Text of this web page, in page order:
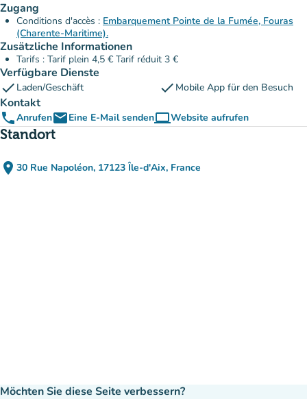
Zugang
Conditions d'accès : Embarquement Pointe de la Fumée, Fouras
(Charente-Maritime).
Zusätzliche Informationen
Tarifs : Tarif plein 4,5 € Tarif réduit 3 €
Verfügbare Dienste
check Laden/Geschäft check Mobile App für den Besuch
Kontakt
phoneAnrufenemailEine E-Mail sendencomputerWebsite aufrufen
(new tab)
Standort
place 30 Rue Napoléon, 17123 Île-d'Aix, France
(in Google Maps öffnen)
(new tab)
Möchten Sie diese Seite verbessern?